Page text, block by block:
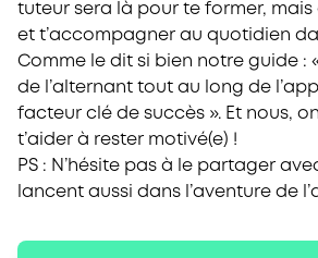
tuteur sera là pour te former, mais
et t’accompagner au quotidien
Comme le dit si bien notre guide :
de l’alternant tout au long de
facteur clé de succès ». Et nous,
t’aider à rester motivé(e) !
PS : N’hésite pas à le partager
lancent aussi dans l’aventure de